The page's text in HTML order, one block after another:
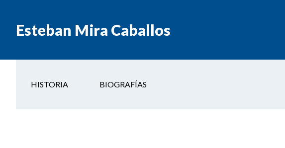
Esteban Mira Caballos
HISTORIA BIOGRAFÍAS